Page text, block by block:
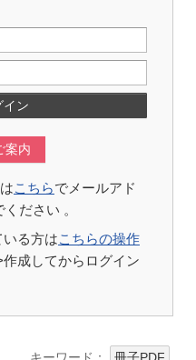
ン
案内
こちらでメールアド
ださい 。
る方はこちらの操作
成してからログイン